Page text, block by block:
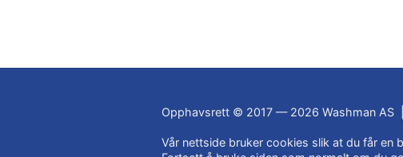
Opphavsrett © 2017 — 2026 Washman AS
Vår nettside bruker cookies slik at du får en